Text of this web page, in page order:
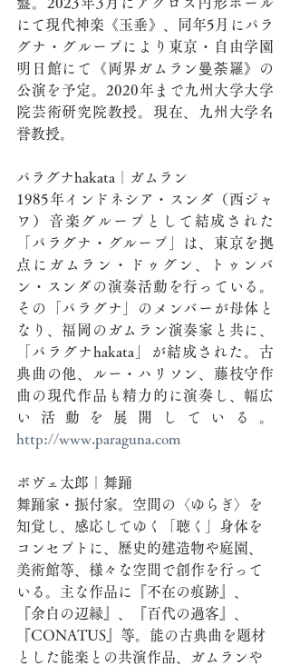
にて現代神楽《玉垂》、同年5月にパラ
グナ・グループにより東京・自由学園
明日館にて《両界ガムラン曼荼羅》の
公演を予定。2020年まで九州大学大学
院芸術研究院教授。現在、九州大学名
パラグナhakata｜ガムラン
1985年インドネシア・スンダ（西ジャ
ワ）音楽グループとして結成された
「パラグナ・グループ」は、東京を拠
点にガムラン・ドゥグン、トゥンバ
ン・スンダの演奏活動を行っている。
その「パラグナ」のメンバーが母体と
なり、福岡のガムラン演奏家と共に、
「パラグナhakata」が結成された。古
典曲の他、ルー・ハリソン、藤枝守作
曲の現代作品も精力的に演奏し、幅広
い活動を展開している。
http://www.paraguna.com
ボヴェ太郎｜舞踊
舞踊家・振付家。空間の〈ゆらぎ〉を
知覚し、感応してゆく「聴く」身体を
コンセプトに、歴史的建造物や庭園、
美術館等、様々な空間で創作を行って
いる。主な作品に『不在の痕跡』、
『余白の辺縁』、『百代の過客』、
『CONATUS』等。能の古典曲を題材
とした能楽との共演作品、ガムランや